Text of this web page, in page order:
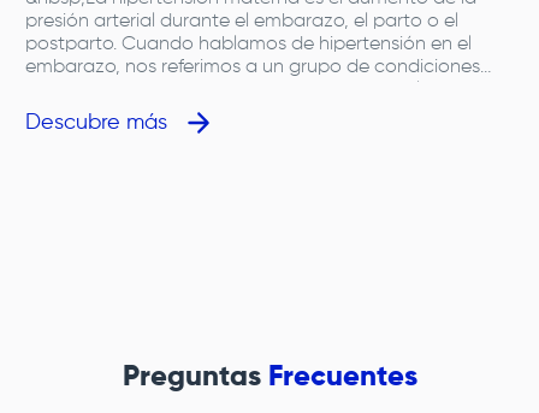
presión arterial durante el embarazo, el parto o el
postparto. Cuando hablamos de hipertensión en el
embarazo, nos referimos a un grupo de condiciones
que incluyen diferentes tipos de hipertensión como la
hipertensión gestacional y la preeclampsia.La presión
Descubre más
Preguntas Frecuentes